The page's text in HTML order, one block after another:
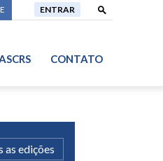
ENTRAR
CONTATO
as edições